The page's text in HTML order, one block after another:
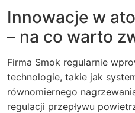
Innowacje w
– na co warto
Firma Smok regularnie
technologie, takie jak
równomiernego
regulacji przepływu